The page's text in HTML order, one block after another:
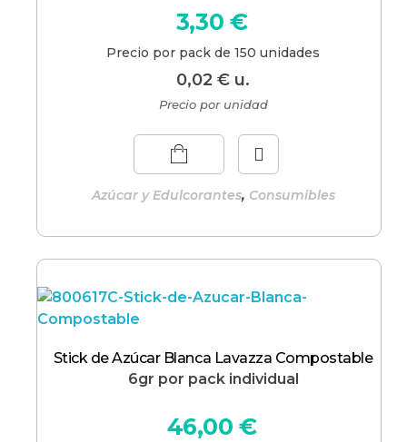
0,02€ u.
3,30 €
Precio por pack de 150 unidades
Azúcar y Edulcorantes, Consumibles
Precio por unidad
Stick de Azúcar Blanca Lavazza Compostable
6gr por pack individual
46,00 €